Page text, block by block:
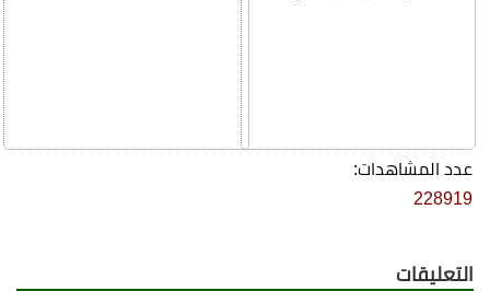
عدد المشاهدات:
228919
التعليقات